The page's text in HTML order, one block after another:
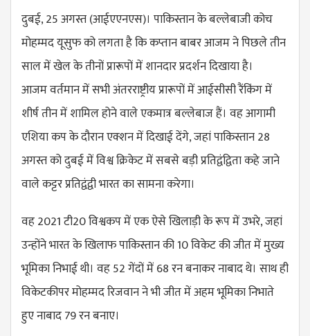
दुबई, 25 अगस्त (आईएएनएस)। पाकिस्तान के बल्लेबाजी कोच
मोहम्मद यूसुफ को लगता है कि कप्तान बाबर आजम ने पिछले तीन
साल में खेल के तीनों प्रारूपों में शानदार प्रदर्शन दिखाया है।
आजम वर्तमान में सभी अंतरराष्ट्रीय प्रारूपों में आईसीसी रैंकिंग में
शीर्ष तीन में शामिल होने वाले एकमात्र बल्लेबाज हैं। वह आगामी
एशिया कप के दौरान एक्शन में दिखाई देंगे, जहां पाकिस्तान 28
अगस्त को दुबई में विश्व क्रिकेट में सबसे बड़ी प्रतिद्वंद्विता कहे जाने
वाले कट्टर प्रतिद्वंद्वी भारत का सामना करेगा।
वह 2021 टी20 विश्वकप में एक ऐसे खिलाड़ी के रूप में उभरे, जहां
उन्होंने भारत के खिलाफ पाकिस्तान की 10 विकेट की जीत में मुख्य
भूमिका निभाई थी। वह 52 गेंदों में 68 रन बनाकर नाबाद थे। साथ ही
विकेटकीपर मोहम्मद रिजवान ने भी जीत में अहम भूमिका निभाते
हुए नाबाद 79 रन बनाए।